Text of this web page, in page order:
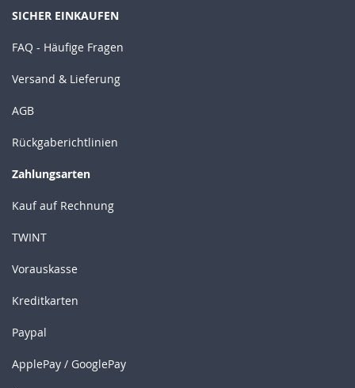
SICHER EINKAUFEN
FAQ - Häufige Fragen
Versand & Lieferung
AGB
Rückgaberichtlinien
Zahlungsarten
Kauf auf Rechnung
TWINT
Vorauskasse
Kreditkarten
Paypal
ApplePay / GooglePay